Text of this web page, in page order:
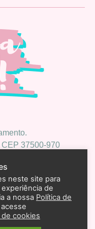
CEP 37500-970
neste site para
de
a nossa Política de
cookies